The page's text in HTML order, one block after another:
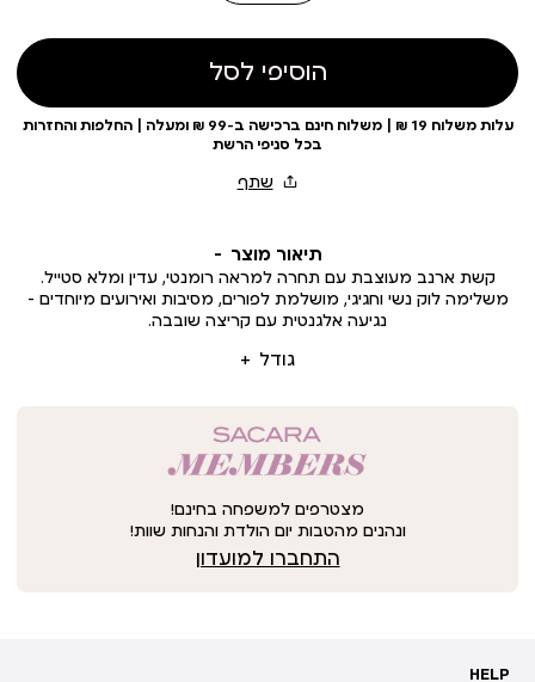
הוסיפי לסל
עלות משלוח 19 ₪ | משלוח חינם ברכישה ב-99 ₪ ומעלה | החלפות והחזרות
בכל סניפי הרשת
תיאור מוצר
גודל
קשת ארנב מעוצבת עם תחרה למראה רומנטי, עדין ומלא סטייל.
משלימה לוק נשי וחגיגי, מושלמת לפורים, מסיבות ואירועים מיוחדים –
נגיעה אלגנטית עם קריצה שובבה.
מצטרפים למשפחה בחינם!
ונהנים מהטבות יום הולדת והנחות שוות!
התחברו למועדון
HELP
HELP